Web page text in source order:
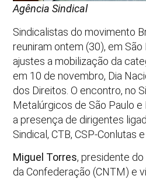
Agência Sindical
Sindicalistas do movimento
reuniram ontem (30), em São
ajustes a mobilização da
em 10 de novembro, Dia
dos Direitos. O encontro, no
Metalúrgicos de São Paulo
a presença de dirigentes
Sindical, CTB, CSP-Conlutas e
Miguel Torres, presidente do
da Confederação (CNTM) e